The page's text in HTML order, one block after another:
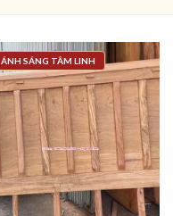
ÁNH SÁNG TÂM LINH